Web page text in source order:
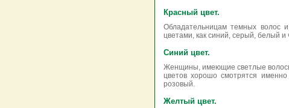
Красный цвет.
Обладательницам темных волос
цветами, как синий, серый, белый
Синий цвет.
Женщины, имеющие светлые волосы
цветов хорошо смотрятся
розовый.
Желтый цвет.